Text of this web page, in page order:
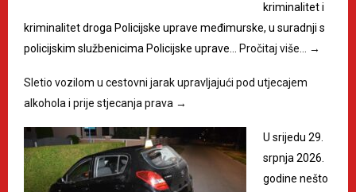
kriminalitet i
kriminalitet droga Policijske uprave međimurske, u suradnji s
policijskim službenicima Policijske uprave… Pročitaj više… →
Sletio vozilom u cestovni jarak upravljajući pod utjecajem
alkohola i prije stjecanja prava →
U srijedu 29.
srpnja 2026.
godine nešto